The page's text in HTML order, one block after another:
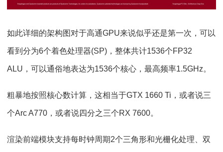
如此详细的架构图对于高通GPU来说似乎还是第一次，可以
看到分为6个着色处理器(SP)，整体共计1536个FP32
ALU，可以通俗地表达为1536个核心，最高频率1.5GHz。
粗暴地按照核心数计算，这相当于GTX 1660 Ti，或者说三
个Arc A770，或者说四分之三个RX 7600。
渲染前端模块支持每时钟周期2个三角形和光栅化处理、双